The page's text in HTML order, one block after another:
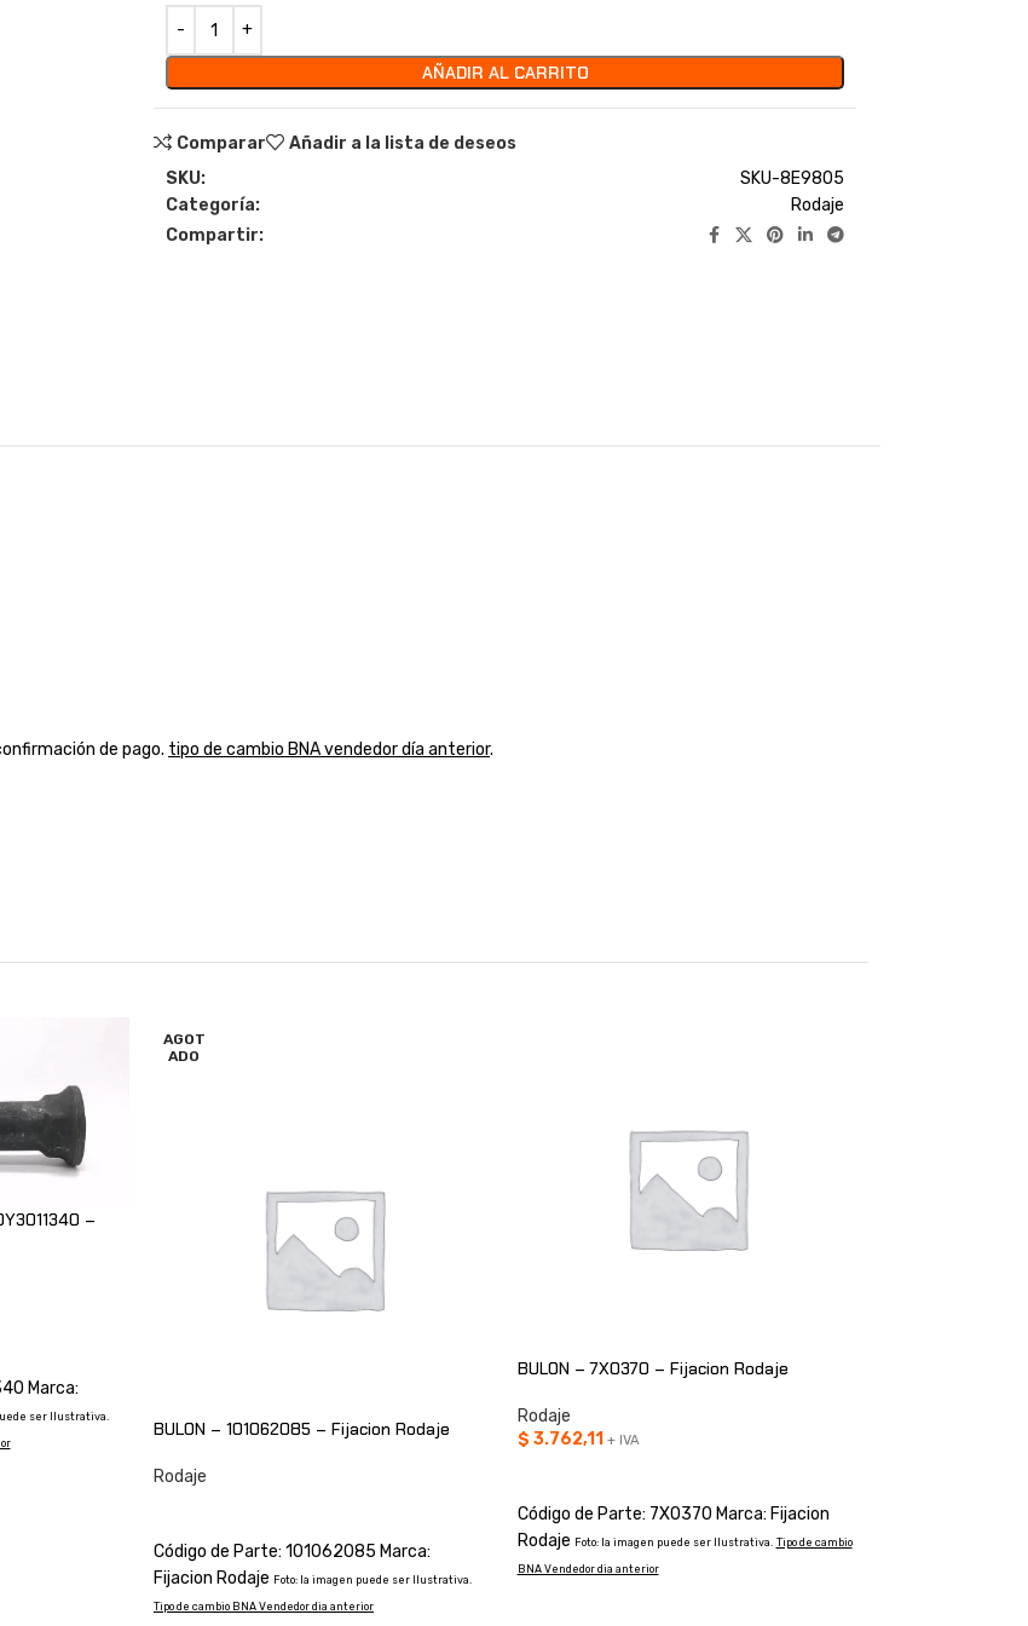
AÑADIR AL CARRITO
Comparar
Añadir a la lista de deseos
SKU:
SKU-8E9805
Categoría:
Rodaje
Compartir:
de pago. tipo de cambio BNA vendedor día anterior.
–
Marca:
ser Ilustrativa.
AGOT
ADO
BULON – 101062085 – Fijacion Rodaje
Rodaje
Código de Parte: 101062085 Marca:
Fijacion Rodaje Foto: la imagen puede ser Ilustrativa.
Tipo de cambio BNA Vendedor dia anterior
BULON – 7X0370 – Fijacion Rodaje
Rodaje
$ 3.762,11 + IVA
Código de Parte: 7X0370 Marca: Fijacion
Rodaje Foto: la imagen puede ser Ilustrativa. Tipo de cambio
BNA Vendedor dia anterior